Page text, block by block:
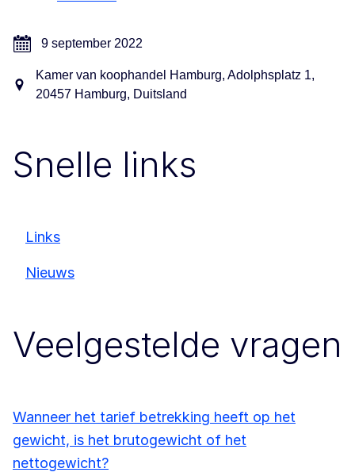
9 september 2022
Kamer van koophandel Hamburg, Adolphsplatz 1,
20457 Hamburg, Duitsland
Snelle links
Links
Nieuws
Veelgestelde vragen
Wanneer het tarief betrekking heeft op het
gewicht, is het brutogewicht of het
nettogewicht?